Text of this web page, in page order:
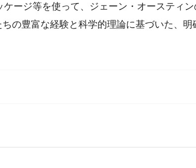
ジ等を使って、ジェーン・オースティン
の豊富な経験と科学的理論に基づいた、